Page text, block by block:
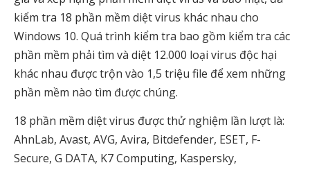
kiểm tra 18 phần mềm diệt virus khác nhau cho
Windows 10. Quá trình kiểm tra bao gồm kiểm tra các
phần mềm phải tìm và diệt 12.000 loại virus độc hại
khác nhau được trộn vào 1,5 triệu file để xem những
phần mềm nào tìm được chúng.
18 phần mềm diệt virus được thử nghiệm lần lượt là:
AhnLab, Avast, AVG, Avira, Bitdefender, ESET, F-
Secure, G DATA, K7 Computing, Kaspersky,